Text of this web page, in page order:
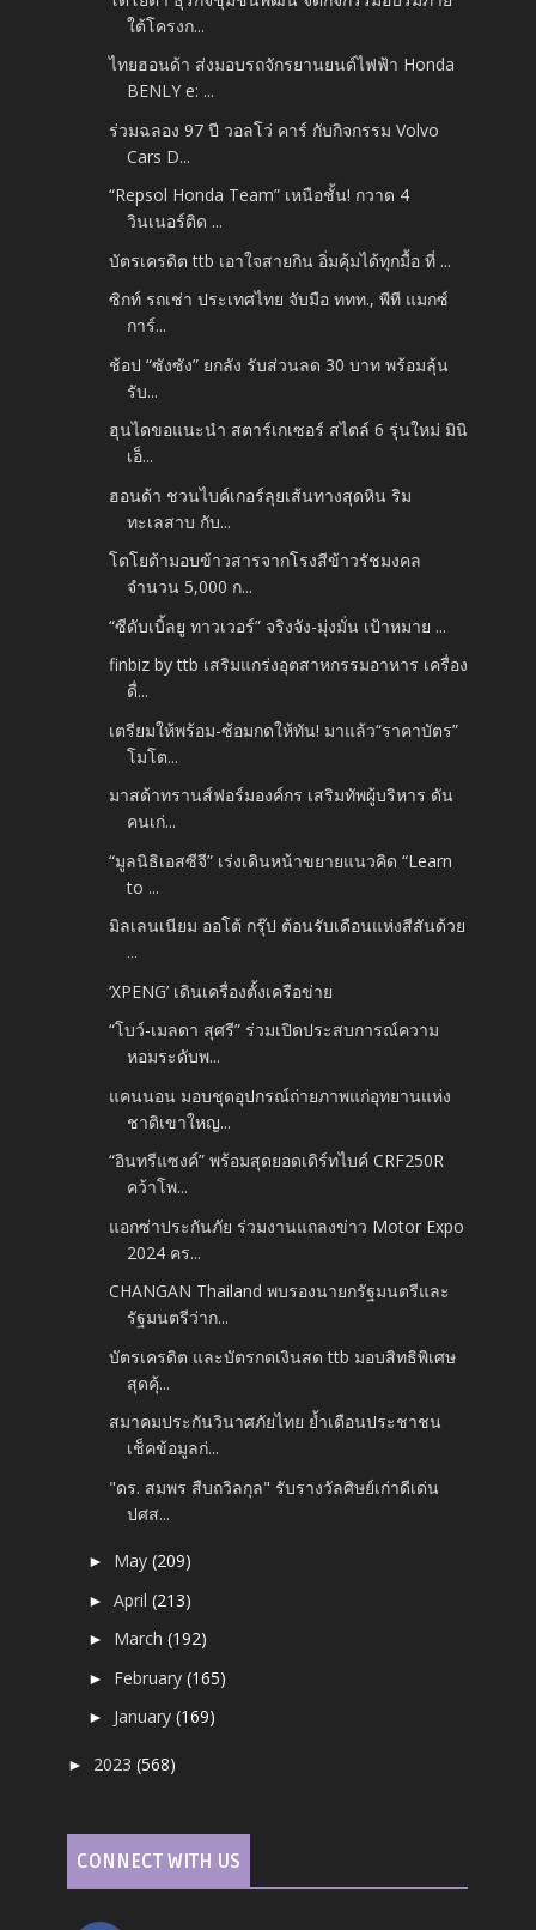
ใต้โครงก...
ไทยฮอนด้า ส่งมอบรถจักรยานยนต์ไฟฟ้า Honda
BENLY e: ...
ร่วมฉลอง 97 ปี วอลโว่ คาร์ กับกิจกรรม Volvo
Cars D...
“Repsol Honda Team” เหนือชั้น! กวาด 4
วินเนอร์ติด ...
บัตรเครดิต ttb เอาใจสายกิน อิ่มคุ้มได้ทุกมื้อ ที่ ...
ซิกท์ รถเช่า ประเทศไทย จับมือ ททท., พีที แมกซ์
การ์...
ช้อป “ซังซัง” ยกลัง รับส่วนลด 30 บาท พร้อมลุ้น
รับ...
ฮุนไดขอแนะนำ สตาร์เกเซอร์ สไตล์ 6 รุ่นใหม่ มินิ
เอ็...
ฮอนด้า ชวนไบค์เกอร์ลุยเส้นทางสุดหิน ริม
ทะเลสาบ กับ...
โตโยต้ามอบข้าวสารจากโรงสีข้าวรัชมงคล
จำนวน 5,000 ก...
“ซีดับเบิ้ลยู ทาวเวอร์” จริงจัง-มุ่งมั่น เป้าหมาย ...
finbiz by ttb เสริมแกร่งอุตสาหกรรมอาหาร เครื่อง
ดื่...
เตรียมให้พร้อม-ซ้อมกดให้ทัน! มาแล้ว“ราคาบัตร”
โมโต...
มาสด้าทรานส์ฟอร์มองค์กร เสริมทัพผู้บริหาร ดัน
คนเก่...
“มูลนิธิเอสซีจี” เร่งเดินหน้าขยายแนวคิด “Learn
to ...
มิลเลนเนียม ออโต้ กรุ๊ป ต้อนรับเดือนแห่งสีสันด้วย
...
‘XPENG’ เดินเครื่องตั้งเครือข่าย
“โบว์-เมลดา สุศรี” ร่วมเปิดประสบการณ์ความ
หอมระดับพ...
แคนนอน มอบชุดอุปกรณ์ถ่ายภาพแก่อุทยานแห่ง
ชาติเขาใหญ...
“อินทรีแซงค์” พร้อมสุดยอดเดิร์ทไบค์ CRF250R
คว้าโพ...
แอกซ่าประกันภัย ร่วมงานแถลงข่าว Motor Expo
2024 คร...
CHANGAN Thailand พบรองนายกรัฐมนตรีและ
รัฐมนตรีว่าก...
บัตรเครดิต และบัตรกดเงินสด ttb มอบสิทธิพิเศษ
สุดคุ้...
สมาคมประกันวินาศภัยไทย ย้ำเตือนประชาชน
เช็คข้อมูลก่...
"ดร. สมพร สืบถวิลกุล" รับรางวัลศิษย์เก่าดีเด่น
ปศส...
► May(209)
►April(213)
► March(192)
► February(165)
► January(169)
► 2023(568)
CONNECT WITH US